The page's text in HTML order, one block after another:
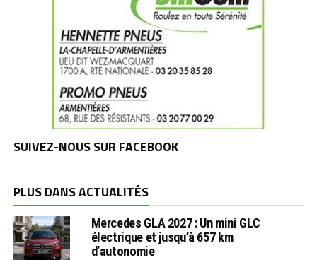
SUIVEZ-NOUS SUR FACEBOOK
PLUS DANS ACTUALITÉS
Mercedes GLA 2027 : Un mini GLC
électrique et jusqu’à 657 km
d’autonomie